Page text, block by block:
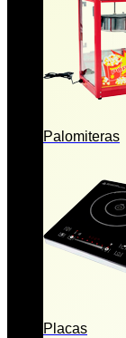
Palomiteras
Placas